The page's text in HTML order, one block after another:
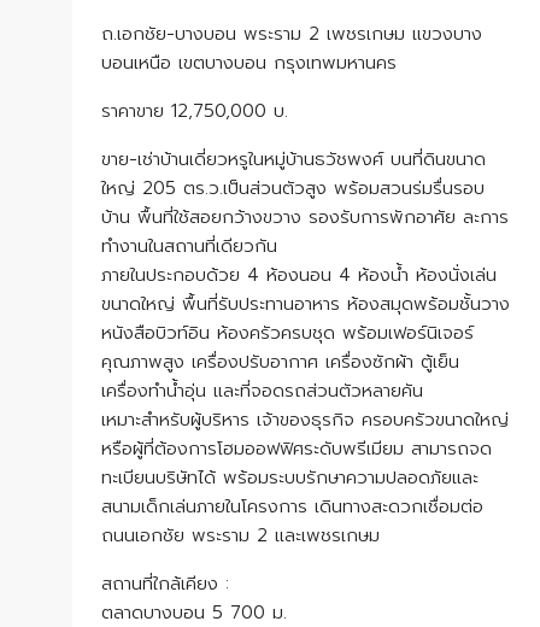
ถ.เอกชัย-บางบอน พระราม 2 เพชรเกษม แขวงบาง
บอนเหนือ เขตบางบอน กรุงเทพมหานคร
ราคาขาย 12,750,000 บ.
ขาย-เช่าบ้านเดี่ยวหรูในหมู่บ้านธวัชพงศ์ บนที่ดินขนาด
ใหญ่ 205 ตร.ว.เป็นส่วนตัวสูง พร้อมสวนร่มรื่นรอบ
บ้าน พื้นที่ใช้สอยกว้างขวาง รองรับการพักอาศัย ละการ
ทำงานในสถานที่เดียวกัน
ภายในประกอบด้วย 4 ห้องนอน 4 ห้องน้ำ ห้องนั่งเล่น
ขนาดใหญ่ พื้นที่รับประทานอาหาร ห้องสมุดพร้อมชั้นวาง
หนังสือบิวท์อิน ห้องครัวครบชุด พร้อมเฟอร์นิเจอร์
คุณภาพสูง เครื่องปรับอากาศ เครื่องซักผ้า ตู้เย็น
เครื่องทำน้ำอุ่น และที่จอดรถส่วนตัวหลายคัน
เหมาะสำหรับผู้บริหาร เจ้าของธุรกิจ ครอบครัวขนาดใหญ่
หรือผู้ที่ต้องการโฮมออฟฟิศระดับพรีเมียม สามารถจด
ทะเบียนบริษัทได้ พร้อมระบบรักษาความปลอดภัยและ
สนามเด็กเล่นภายในโครงการ เดินทางสะดวกเชื่อมต่อ
ถนนเอกชัย พระราม 2 และเพชรเกษม
สถานที่ใกล้เคียง :
ตลาดบางบอน 5 700 ม.